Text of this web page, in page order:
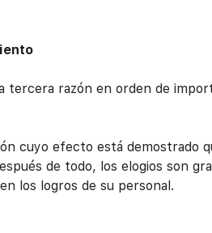
razón en orden de
cuyo efecto está demostrado
de todo, los elogios son
los logros de su personal.